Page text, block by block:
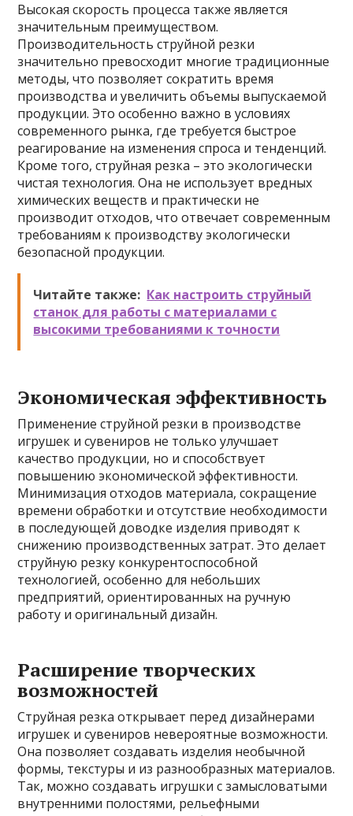
Высокая скорость процесса также является
значительным преимуществом.
Производительность струйной резки
значительно превосходит многие традиционные
методы, что позволяет сократить время
производства и увеличить объемы выпускаемой
продукции. Это особенно важно в условиях
современного рынка, где требуется быстрое
реагирование на изменения спроса и тенденций.
Кроме того, струйная резка – это экологически
чистая технология. Она не использует вредных
химических веществ и практически не
производит отходов, что отвечает современным
требованиям к производству экологически
безопасной продукции.
Читайте также: Как настроить струйный
станок для работы с материалами с
высокими требованиями к точности
Экономическая эффективность
Применение струйной резки в производстве
игрушек и сувениров не только улучшает
качество продукции, но и способствует
повышению экономической эффективности.
Минимизация отходов материала, сокращение
времени обработки и отсутствие необходимости
в последующей доводке изделия приводят к
снижению производственных затрат. Это делает
струйную резку конкурентоспособной
технологией, особенно для небольших
предприятий, ориентированных на ручную
работу и оригинальный дизайн.
Расширение творческих
возможностей
Струйная резка открывает перед дизайнерами
игрушек и сувениров невероятные возможности.
Она позволяет создавать изделия необычной
формы, текстуры и из разнообразных материалов.
Так, можно создавать игрушки с замысловатыми
внутренними полостями, рельефными